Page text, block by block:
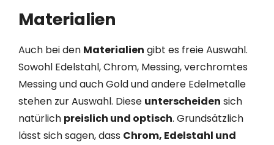
Materialien
Auch bei den Materialien gibt es freie Auswahl.
Sowohl Edelstahl, Chrom, Messing, verchromtes
Messing und auch Gold und andere Edelmetalle
stehen zur Auswahl. Diese unterscheiden sich
natürlich preislich und optisch. Grundsätzlich
lässt sich sagen, dass Chrom, Edelstahl und